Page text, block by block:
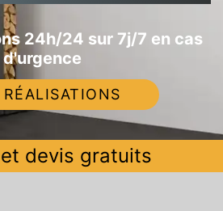
24h/24 sur 7j/7 en cas
d'urgence
devis gratuits